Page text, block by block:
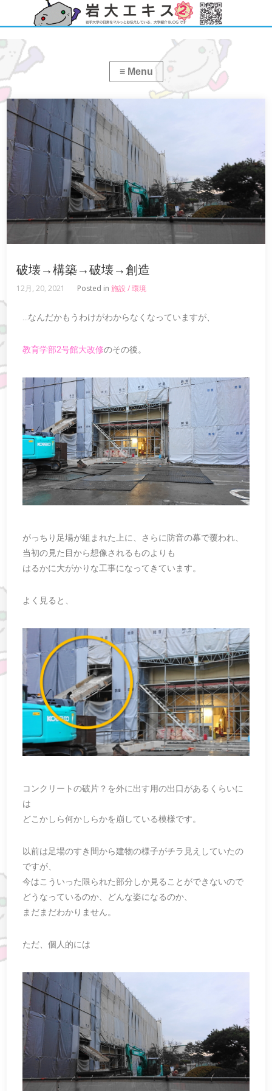
破壊→構築→破壊→創造
12月, 20, 2021 Posted in施設 / 環境
…なんだかもうわけがわからなくなっていますが、
教育学部2号館大改修のその後。
がっちり足場が組まれた上に、さらに防音の幕で覆われ、
当初の見た目から想像されるものよりも
はるかに大がかりな工事になってきています。
よく見ると、
コンクリートの破片？を外に出す用の出口があるくらいに
は
どこかしら何かしらかを崩している模様です。
以前は足場のすき間から建物の様子がチラ見えしていたの
ですが、
今はこういった限られた部分しか見ることができないので
どうなっているのか、どんな姿になるのか、
まだまだわかりません。
ただ、個人的には